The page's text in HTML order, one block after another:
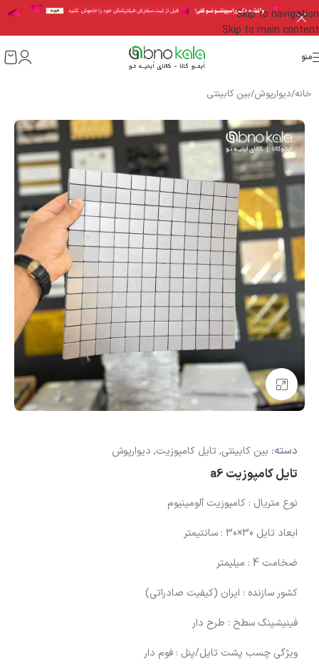
Skip to navigation
Skip to main content
منو
خانه/دیوارپوش/بین کابینتی
بزرگنمایی تصویر
دسته: بین کابینتی,تایل کامپوزیت, دیوارپوش
تایل کامپوزیت a6
نوع متریال : کامپوزیت آلومینیوم
ابعاد تایل 30×30 : سانتیمتر
ضخامت 4 : میلیمتر
کشور سازنده : ایران (کیفیت صادراتی)
فینیشینگ سطح : طرح دار
ویژگی چسب پشت تایل/پنل : فوم دار